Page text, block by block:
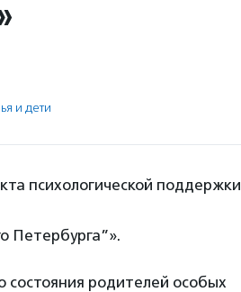
и дети
психологической поддержки
Петербурга”».
родителей особых